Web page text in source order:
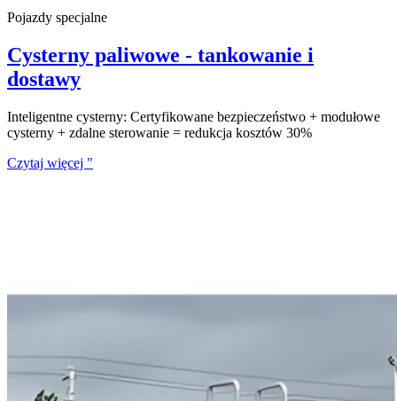
Pojazdy specjalne
Cysterny paliwowe - tankowanie i
dostawy
Inteligentne cysterny: Certyfikowane bezpieczeństwo + modułowe
cysterny + zdalne sterowanie = redukcja kosztów 30%
Czytaj więcej "